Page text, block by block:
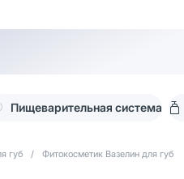
Пищеварительная система
губ / Фитокосметик Вазелин для губ